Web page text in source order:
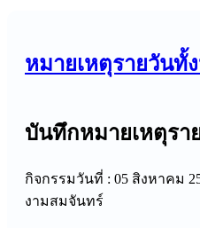
หมายเหตุรายวันทั้
บันทึกหมายเหตุรา
กิจกรรมวันที่ : 05 สิงหาคม
งามสมจันทร์